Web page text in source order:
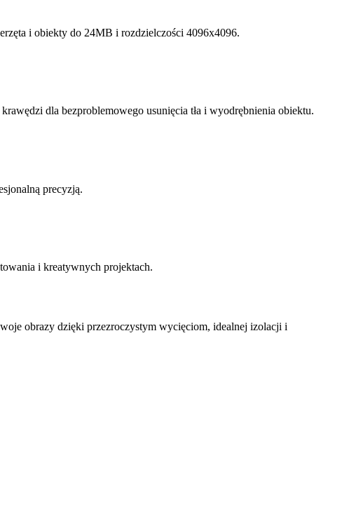
i obiekty do 24MB i rozdzielczości 4096x4096.
dla bezproblemowego usunięcia tła i wyodrębnienia obiektu.
precyzją.
i kreatywnych projektach.
obrazy dzięki przezroczystym wycięciom, idealnej izolacji i